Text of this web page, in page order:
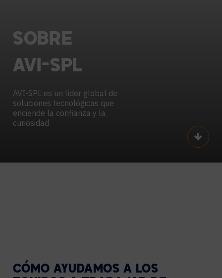
SOBRE
AVI-SPL
AVI-SPL es un líder global de
soluciones tecnológicas que
enciende la confianza y la
curiosidad
Scroll
CÓMO AYUDAMOS A LOS